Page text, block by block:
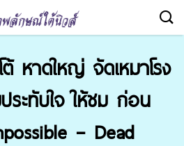
หาดใหญ่ จัดเหมาโรง
ระทับใจ ให้ชม ก่อน
– Dead